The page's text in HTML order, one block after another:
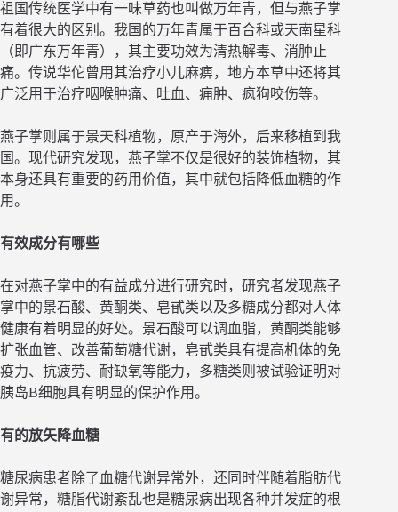
祖国传统医学中有一味草药也叫做万年青，但与燕子掌
有着很大的区别。我国的万年青属于百合科或天南星科
（即广东万年青），其主要功效为清热解毒、消肿止
痛。传说华佗曾用其治疗小儿麻痹，地方本草中还将其
广泛用于治疗咽喉肿痛、吐血、痈肿、疯狗咬伤等。
燕子掌则属于景天科植物，原产于海外，后来移植到我
国。现代研究发现，燕子掌不仅是很好的装饰植物，其
本身还具有重要的药用价值，其中就包括降低血糖的作
用。
有效成分有哪些
在对燕子掌中的有益成分进行研究时，研究者发现燕子
掌中的景石酸、黄酮类、皂甙类以及多糖成分都对人体
健康有着明显的好处。景石酸可以调血脂，黄酮类能够
扩张血管、改善葡萄糖代谢，皂甙类具有提高机体的免
疫力、抗疲劳、耐缺氧等能力，多糖类则被试验证明对
胰岛B细胞具有明显的保护作用。
有的放矢降血糖
糖尿病患者除了血糖代谢异常外，还同时伴随着脂肪代
谢异常，糖脂代谢紊乱也是糖尿病出现各种并发症的根